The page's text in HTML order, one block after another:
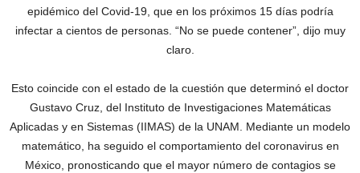
epidémico del Covid-19, que en los próximos 15 días podría
infectar a cientos de personas. “No se puede contener”, dijo muy
claro.
Esto coincide con el estado de la cuestión que determinó el doctor
Gustavo Cruz, del Instituto de Investigaciones Matemáticas
Aplicadas y en Sistemas (IIMAS) de la UNAM. Mediante un modelo
matemático, ha seguido el comportamiento del coronavirus en
México, pronosticando que el mayor número de contagios se